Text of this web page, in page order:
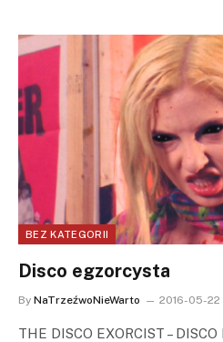
BEZ KATEGORII
Disco egzorcysta
By NaTrzeźwoNieWarto 2016-05-22
THE DISCO EXORCIST –